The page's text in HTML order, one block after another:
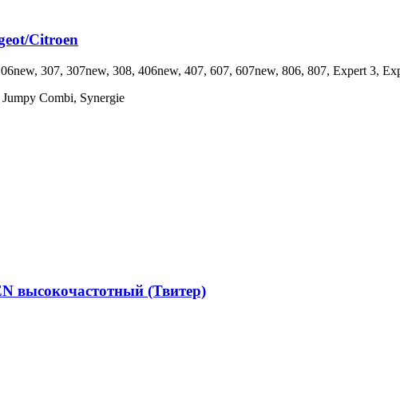
Citroen
307, 307new, 308, 406new, 407, 607, 607new, 806, 807, Expert 3,
Combi, Synergie
высокочастотный (Твитер)